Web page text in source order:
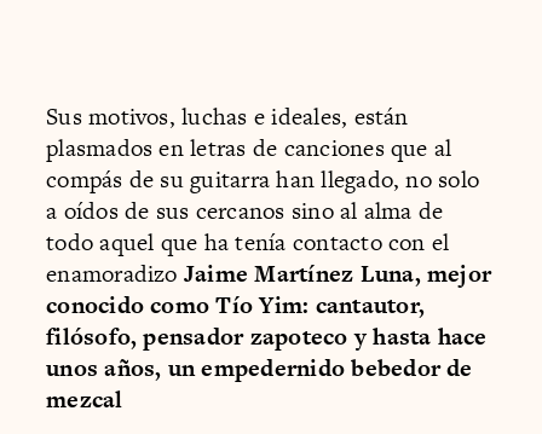
Sus motivos, luchas e ideales, están
plasmados en letras de canciones que al
compás de su guitarra han llegado, no solo
a oídos de sus cercanos sino al alma de
todo aquel que ha tenía contacto con el
enamoradizo Jaime Martínez Luna, mejor
conocido como Tío Yim: cantautor,
filósofo, pensador zapoteco y hasta hace
unos años, un empedernido bebedor de
mezcal